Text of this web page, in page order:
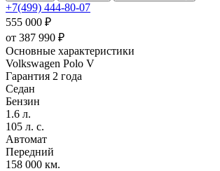
+7(499) 444-80-07
555 000 ₽
от 387 990 ₽
Основные характеристики
Volkswagen Polo V
Гарантия 2 года
Седан
Бензин
1.6 л.
105 л. с.
Автомат
Передний
158 000 км.